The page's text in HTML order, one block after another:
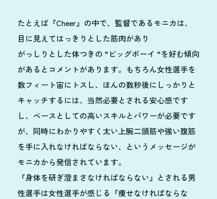
たとえば『Cheer』の中で、監督であるモニカは、
目に見えてはっきりとした筋肉があり
がっしりとした体つきの “ビッグボーイ “を好む傾向
があるとコメントがあります。もちろん女性選手を
数フィート宙にトスし、ほんの数秒後にしっかりと
キャッチするには、当然必要とされる安心感です
し、ベースとしての高いスキルとパワーが必要です
が、同時にわかりやすく太い上腕二頭筋や強い腹筋
を手に入れなければならない、というメッセージが
モニカから発信されています。
『身体を研ぎ澄まさなければならない』とされる男
性選手は女性選手が感じる『痩せなければならな